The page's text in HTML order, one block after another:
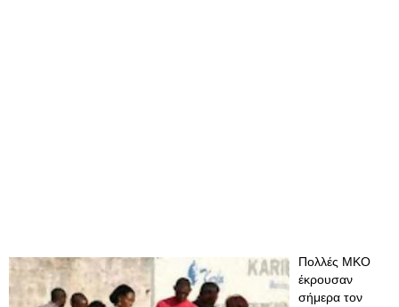
Πολλές ΜΚΟ
έκρουσαν
σήμερα τον